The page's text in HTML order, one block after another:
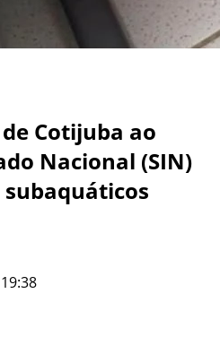
Cotijuba ao
Nacional (SIN)